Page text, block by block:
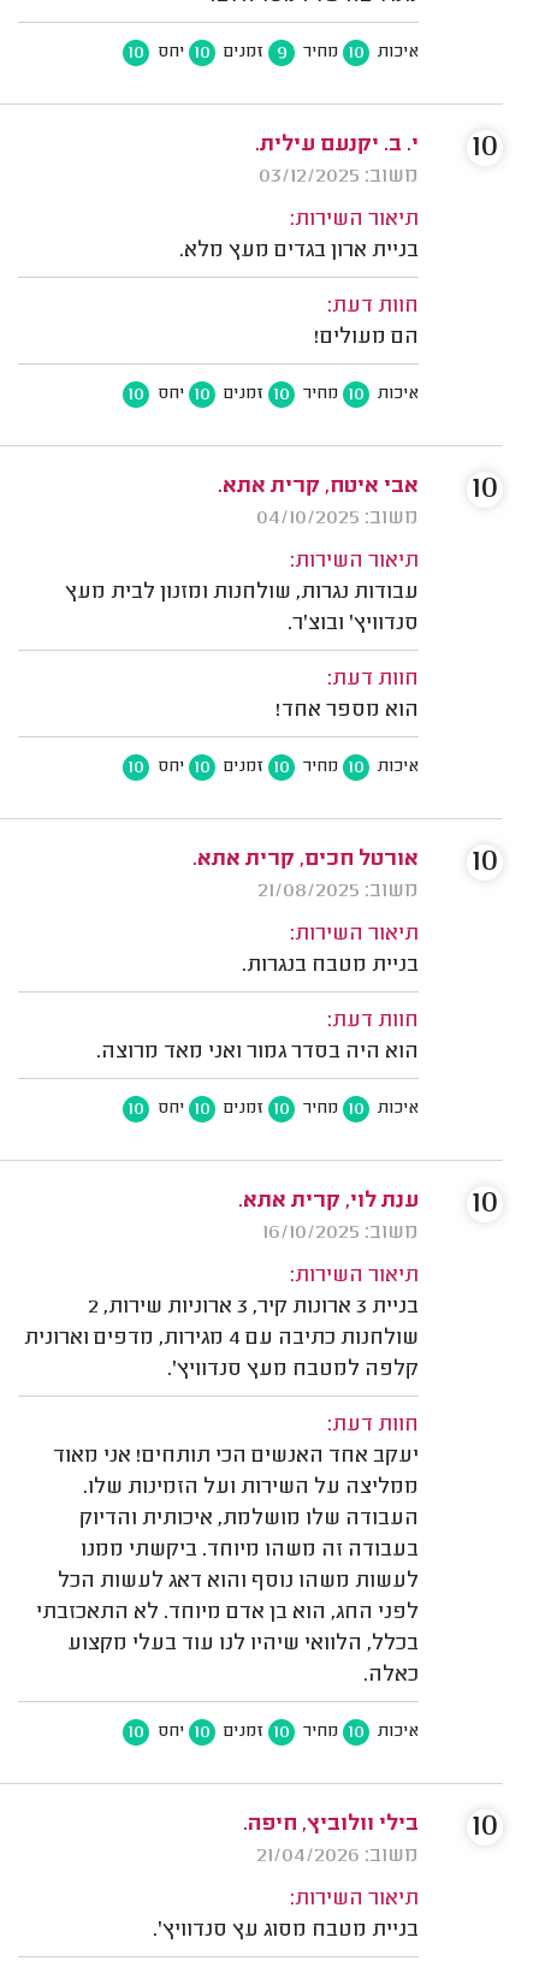
איכות 10 מחיר 9 זמנים 10 יחס 10
י. ב. יקנעם עילית.
משוב: 03/12/2025
תיאור השירות:
בניית ארון בגדים מעץ מלא.
חוות דעת:
הם מעולים!
איכות 10 מחיר 10 זמנים 10 יחס 10
10
אבי איטח, קרית אתא.
משוב: 04/10/2025
תיאור השירות:
עבודות נגרות, שולחנות ומזנון לבית מעץ
סנדוויץ' ובוצ'ר.
חוות דעת:
הוא מספר אחד!
איכות 10 מחיר 10 זמנים 10 יחס 10
10
אורטל חכים, קרית אתא.
משוב: 21/08/2025
תיאור השירות:
בניית מטבח בנגרות.
חוות דעת:
הוא היה בסדר גמור ואני מאד מרוצה.
איכות 10 מחיר 10 זמנים 10 יחס 10
10
ענת לוי, קרית אתא.
משוב: 16/10/2025
תיאור השירות:
בניית 3 ארונות קיר, 3 ארוניות שירות, 2
שולחנות כתיבה עם 4 מגירות, מדפים וארונית
קלפה למטבח מעץ סנדוויץ'.
חוות דעת:
יעקב אחד האנשים הכי תותחים! אני מאוד
ממליצה על השירות ועל הזמינות שלו.
העבודה שלו מושלמת, איכותית והדיוק
בעבודה זה משהו מיוחד. ביקשתי ממנו
לעשות משהו נוסף והוא דאג לעשות הכל
לפני החג, הוא בן אדם מיוחד. לא התאכזבתי
בכלל, הלוואי שיהיו לנו עוד בעלי מקצוע
כאלה.
איכות 10 מחיר 10 זמנים 10 יחס 10
10
בילי וולוביץ, חיפה.
משוב: 21/04/2026
תיאור השירות:
בניית מטבח מסוג עץ סנדוויץ'.
10